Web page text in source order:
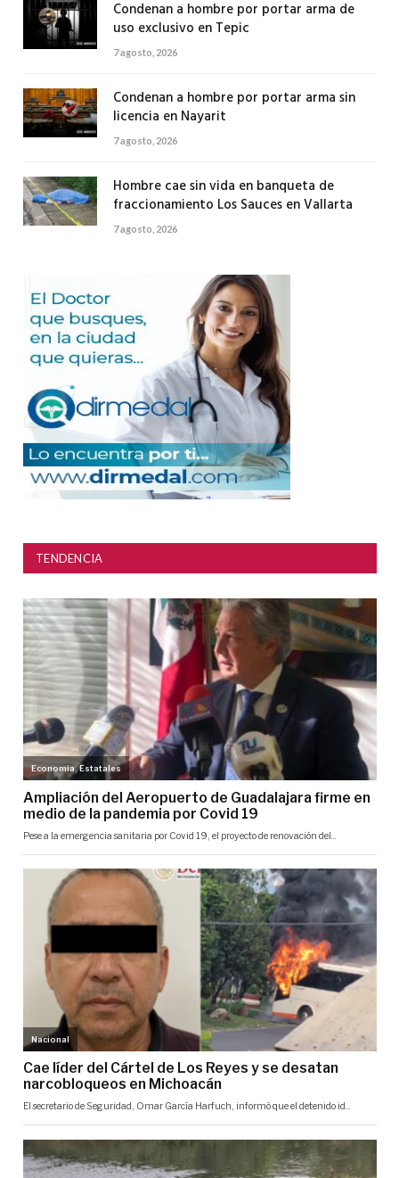
Condenan a hombre por portar arma de
uso exclusivo en Tepic
7 agosto, 2026
Condenan a hombre por portar arma sin
licencia en Nayarit
7 agosto, 2026
Hombre cae sin vida en banqueta de
fraccionamiento Los Sauces en Vallarta
7 agosto, 2026
TENDENCIA